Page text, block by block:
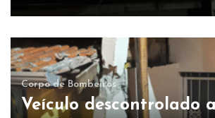
Corpo de Bombeiros
Veículo descontrolado